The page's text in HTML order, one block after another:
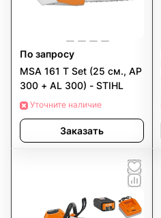
По запросу
MSA 161 T Set (25 см., AP
300 + AL 300) - STIHL
Уточните наличие
Заказать